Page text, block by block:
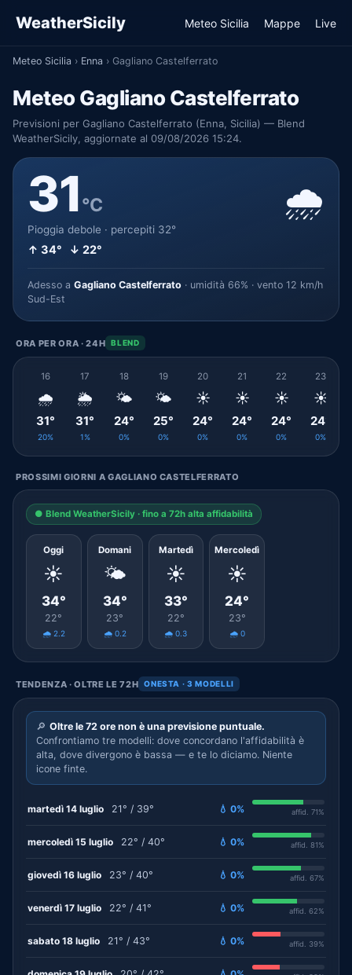
WeatherSicily Meteo Sicilia Mappe Live
Meteo Sicilia › Enna › Gagliano Castelferrato
Meteo Gagliano Castelferrato
Previsioni per Gagliano Castelferrato (Enna, Sicilia) — Blend
WeatherSicily, aggiornate al 09/08/2026 15:24.
31°C
Pioggia debole · percepiti 32°
↑ 34° ↓ 22°
🌧️
Adesso a Gagliano Castelferrato · umidità 66% · vento 12 km/h
Sud-Est
ORA PER ORA · 24H BLEND
16
🌧️
31°
20%
17
🌦️
31°
1%
18
🌤️
24°
0%
19
🌤️
25°
0%
20
☀️
24°
0%
21
☀️
24°
0%
22
☀️
24°
0%
23
☀️
24°
0%
PROSSIMI GIORNI A GAGLIANO CASTELFERRATO
● Blend WeatherSicily · fino a 72h alta affidabilità
Oggi
☀️
34°
22°
🌧️ 2.2
Domani
🌤️
34°
23°
🌧️ 0.2
Martedì
☀️
33°
22°
🌧️ 0.3
Mercoledì
☀️
24°
23°
🌧️ 0
TENDENZA · OLTRE LE 72H ONESTA · 3 MODELLI
🔎 Oltre le 72 ore non è una previsione puntuale.
Confrontiamo tre modelli: dove concordano l'affidabilità è
alta, dove divergono è bassa — e te lo diciamo. Niente
icone finte.
martedì 14 luglio 21° / 39° 💧 0% affid. 71%
mercoledì 15 luglio 22° / 40° 💧 0% affid. 81%
giovedì 16 luglio 23° / 40° 💧 0% affid. 67%
venerdì 17 luglio 22° / 41° 💧 0% affid. 62%
sabato 18 luglio 21° / 43° 💧 0% affid. 39%